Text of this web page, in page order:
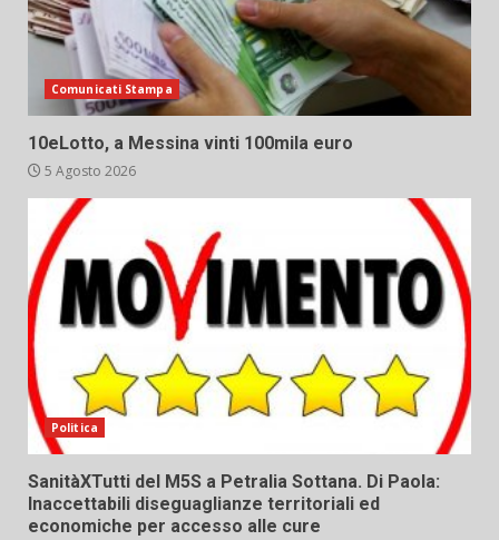
Comunicati Stampa
10eLotto, a Messina vinti 100mila euro
5 Agosto 2026
Politica
SanitàXTutti del M5S a Petralia Sottana. Di Paola:
Inaccettabili diseguaglianze territoriali ed
economiche per accesso alle cure